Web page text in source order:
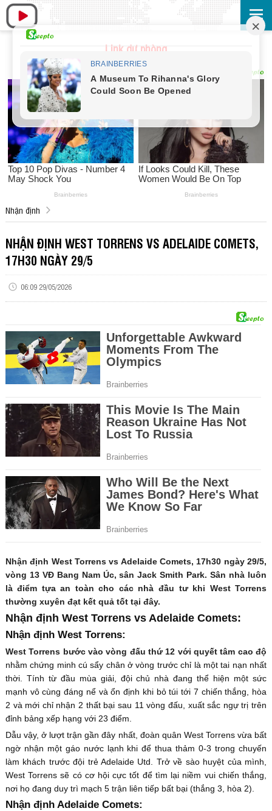
Link dự phòng
Nhận định
NHẬN ĐỊNH WEST TORRENS VS ADELAIDE COMETS,
17H30 NGÀY 29/5
06:09 29/05/2026
Nhận định West Torrens vs Adelaide Comets, 17h30 ngày 29/5,
vòng 13 VĐ Bang Nam Úc, sân Jack Smith Park. Sân nhà luôn
là điểm tựa an toàn cho các nhà đầu tư khi West Torrens
thường xuyên đạt kết quả tốt tại đây.
Nhận định West Torrens vs Adelaide Comets:
Nhận định West Torrens:
West Torrens bước vào vòng đấu thứ 12 với quyết tâm cao độ
nhằm chứng minh cú sẩy chân ở vòng trước chỉ là một tai nạn nhất
thời. Tính từ đầu mùa giải, đội chủ nhà đang thể hiện một sức
mạnh vô cùng đáng nể và ổn định khi bỏ túi tới 7 chiến thắng, hòa
2 và mới chỉ nhận 2 thất bại sau 11 vòng đấu, xuất sắc ngự trị trên
đỉnh bảng xếp hạng với 23 điểm.
Dẫu vậy, ở lượt trận gần đây nhất, đoàn quân West Torrens vừa bất
ngờ nhận một gáo nước lạnh khi để thua thảm 0-3 trong chuyến
làm khách trước đội trẻ Adelaide Utd. Trở về sào huyệt của mình,
West Torrens sẽ có cơ hội cực tốt để tìm lại niềm vui chiến thắng,
nơi họ đang duy trì mạch 5 trận liên tiếp bất bại (thắng 3, hòa 2).
Nhận định Adelaide Comets: